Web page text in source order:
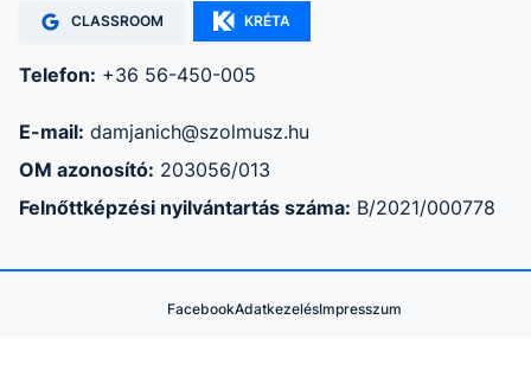
CLASSROOM KRÉTA
Telefon: +36 56-450-005
E-mail: damjanich@szolmusz.hu
OM azonosító: 203056/013
Felnőttképzési nyilvántartás száma: B/2021/000778
FacebookAdatkezelésImpresszum